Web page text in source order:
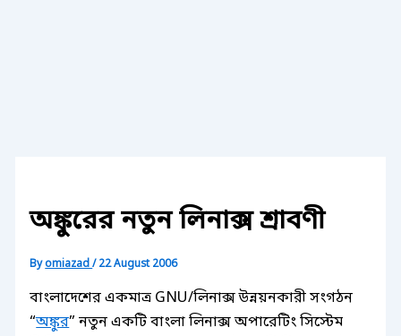
অঙ্কুরের নতুন লিনাক্স শ্রাবণী
Byomiazad/22 August 2006
বাংলাদেশের একমাত্র GNU/লিনাক্স উন্নয়নকারী সংগঠন
“অঙ্কুর” নতুন একটি বাংলা লিনাক্স অপারেটিং সিস্টেম